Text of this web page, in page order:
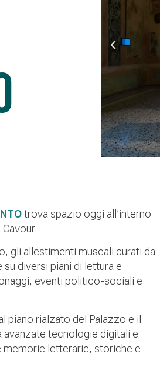
trova spazio oggi all’interno
gli allestimenti museali curati da
diversi piani di lettura e
eventi politico-sociali e
piano rialzato del Palazzo e il
tecnologie digitali e
letterarie, storiche e